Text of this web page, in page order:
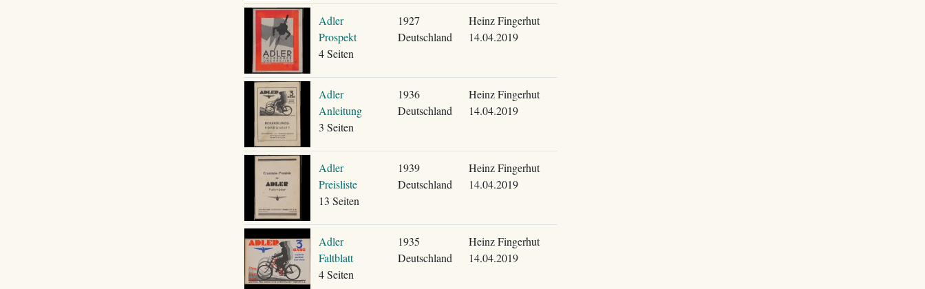
Adler
Prospekt
4 Seiten
1927
Deutschland
Heinz Fingerhut
14.04.2019
Adler
Anleitung
3 Seiten
1936
Deutschland
Heinz Fingerhut
14.04.2019
Adler
Preisliste
13 Seiten
1939
Deutschland
Heinz Fingerhut
14.04.2019
Adler
Faltblatt
4 Seiten
1935
Deutschland
Heinz Fingerhut
14.04.2019